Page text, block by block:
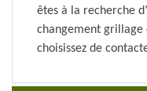
êtes à la recherche
changement
choisissez de